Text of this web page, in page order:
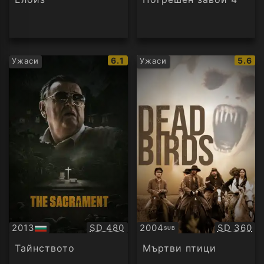
Ужаси
IMDb
рейтинг:
6.1
2013
БГ
аудио
Качество:
SD 480
Тайнството
Ужаси
IMDb
5.6
2004SUB
Субтитри SD 360
Мъртви птици